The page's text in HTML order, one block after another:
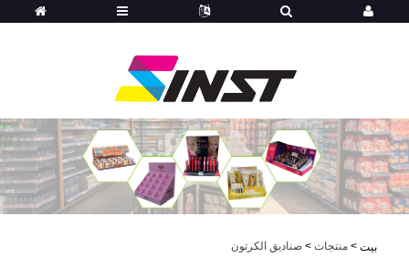
بيت > منتجات > صناديق الكرتون